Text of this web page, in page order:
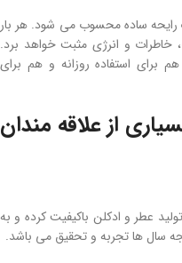
رایحه ساده محسوب می شود. هر بار
خاطرات و انرژی مثبت خواهد برد.
برای استفاده روزانه و هم برای
از علاقه‌ مندان
عطر و ادکلن باکیفیت کرده و به
سال ‌ها تجربه و تحقیق می باشد.